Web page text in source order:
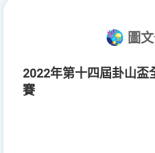
圖
2022年第十四屆卦山盃
賽